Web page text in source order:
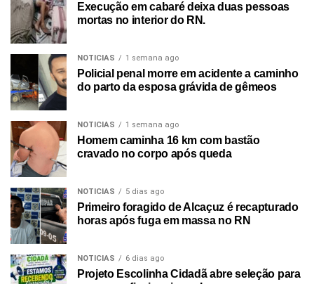
Execução em cabaré deixa duas pessoas
mortas no interior do RN.
NOTICIAS 1 semana ago
Policial penal morre em acidente a caminho
do parto da esposa grávida de gêmeos
NOTICIAS 1 semana ago
Homem caminha 16 km com bastão
cravado no corpo após queda
NOTICIAS 5 dias ago
Primeiro foragido de Alcaçuz é recapturado
horas após fuga em massa no RN
NOTICIAS 6 dias ago
Projeto Escolinha Cidadã abre seleção para